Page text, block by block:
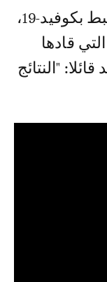
وبخصوص الوضع الوبائي المرتبط بكوفيد-19،
قادها
"النتائج